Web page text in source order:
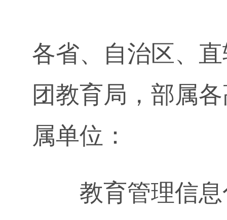
各省、自治区、
团教育局，部属
属单位：
教育管理信息